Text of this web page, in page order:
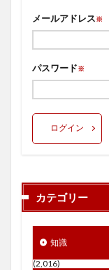
メールアドレス※
パスワード※
ログイン
カテゴリー
知識
(2,016)